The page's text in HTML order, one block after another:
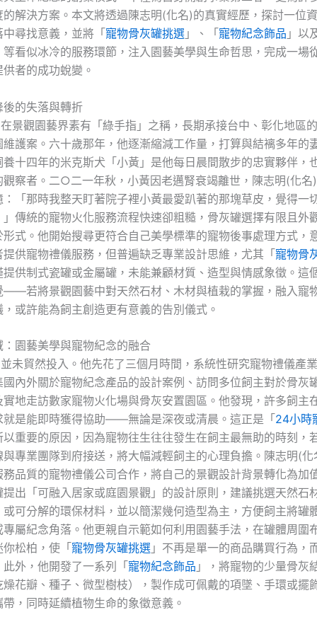
解決方案。本文將透過陳志明(化名)的真實經歷，探討一位
尋找意義，並將「 寵物骨灰罐挑選 」、「 寵物紀念飾品 」以
等看似冰冷的服務環節，注入園藝美學與生命哲思，完成一場
者的成功蛻變。
的失落與轉折
景觀園藝界素有「綠手指」之稱，長期承接台中、彰化地區
護案。六十歲那年，他逐漸縮減工作量，打算與結褵多年的
十四年的米克斯犬「小黃」是他每日晨間散步的忠實夥伴，
觀察者。二○二一年秋，小黃因老邁腎衰竭離世，陳志明(化名
「那時我整天盯著院子裡小黃最愛趴著的那塊草皮，覺得一
傳統的寵物火化服務流程快速卻粗糙，骨灰罐選擇有限且外
式。他開始搜尋更符合自己美學標準的寵物後事處理方式，
供寵物禮儀服務，但普遍缺乏專業設計思維，尤其「寵物骨
供制式瓷罐或金屬罐，未能兼顧材質、造型與情感象徵。這
——若將景觀園藝中對天然石材、木材與植栽的掌握，融入寵
或許能為飼主創造更有意義的告別儀式。
園藝美學與寵物紀念的融合
未貿然投入。他先花了三個月時間，系統性研究寵物禮儀產
內外關於寵物紀念產品的設計案例、訪問多位飼主對於骨灰
地走訪數家寵物火化場與骨灰安置園區。他發現，許多飼主
就是能即時獲得協助——無論是深夜或清晨。這正是「 24小時
以重要的原因，因為寵物往生往往發生在飼主最無助的時刻，
專業團隊到府接送，將大幅減輕飼主的心理負擔。陳志明(
品質的寵物禮儀公司合作，將自己的景觀設計背景轉化為加
出「可融入居家或庭園景觀」的設計原則，建議挑選天然石
可分解的環保材料，並以簡潔幾何造型為主，方便飼主將罐
屬紀念角落。他更親自示範如何利用園藝手法，在罐體周圍
松柏，使「 寵物骨灰罐挑選 」不再是單一的商品購買行為，
外，他開發了一系列「 寵物紀念飾品 」，將寵物的少量骨灰
花瓣、種子、微型樹枝），製作成可佩戴的項墜、手環或擺
，同時延續植物生命的象徵意義。